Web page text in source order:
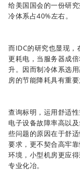
给美国国会的一份研
冷体系占40%左右。
而IDC的研究也显现
更耗电，当服务器成
升。因而制冷体系选
房的节能降耗具有重要
查询标明，运用舒适
电子设备故障率高以
些问题的原因在于舒
要求，更不契合高牢
环境，小型机房更应
专业化冶。